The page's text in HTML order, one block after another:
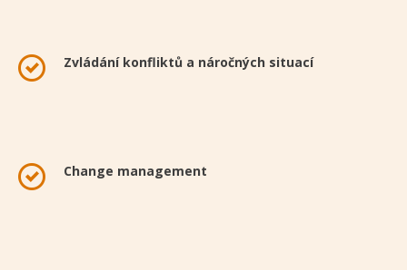
Zvládání konfliktů a náročných situací
Change management